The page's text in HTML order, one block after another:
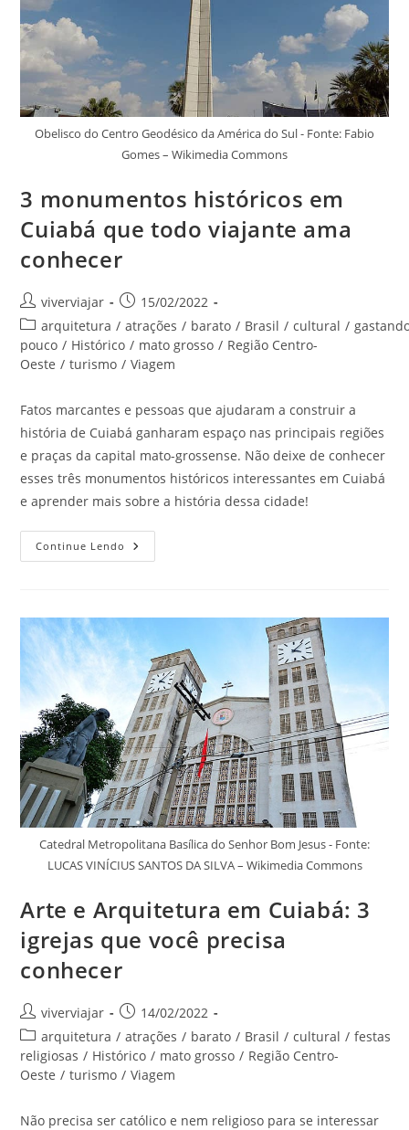
Obelisco do Centro Geodésico da América do Sul - Fonte: Fabio
Gomes – Wikimedia Commons
3 monumentos históricos em
Cuiabá que todo viajante ama
conhecer
Autor
do
post:
viverviajar
Post
publicado:
15/02/2022
Categoria
do
post:
arquitetura / atrações / barato / Brasil / cultural /
pouco / Histórico / mato grosso / Região Centro-
Oeste / turismo / Viagem
Fatos marcantes e pessoas que ajudaram a construir a
história de Cuiabá ganharam espaço nas principais regiões
e praças da capital mato-grossense. Não deixe de conhecer
esses três monumentos históricos interessantes em Cuiabá
e aprender mais sobre a história dessa cidade!
Continue Lendo
Monumentos
Todo
Viajante
Ama
Conhecer
Catedral Metropolitana Basílica do Senhor Bom Jesus - Fonte:
LUCAS VINÍCIUS SANTOS DA SILVA – Wikimedia Commons
Arte e Arquitetura em Cuiabá: 3
igrejas que você precisa
conhecer
Autor
do
post:
viverviajar
Post
publicado:
14/02/2022
Categoria
do
post:
arquitetura / atrações / barato / Brasil / cultural / festas
religiosas / Histórico / mato grosso / Região Centro-
Oeste / turismo / Viagem
Não precisa ser católico e nem religioso para se interessar